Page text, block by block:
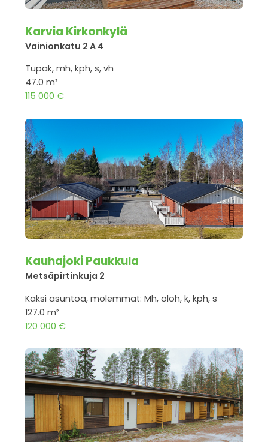
Karvia Kirkonkylä
Vainionkatu 2 A 4
Tupak, mh, kph, s, vh
47.0 m²
115 000 €
Kauhajoki Paukkula
Metsäpirtinkuja 2
Kaksi asuntoa, molemmat: Mh, oloh, k, kph, s
127.0 m²
120 000 €